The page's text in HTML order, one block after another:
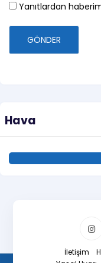
Yanıtlardan
GÖNDER
Hava
İletişim